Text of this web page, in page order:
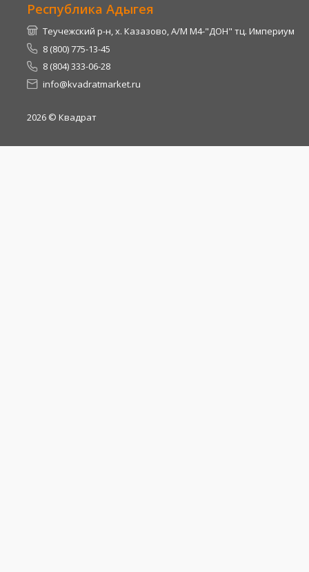
Республика Адыгея
Теучежский р-н, х. Казазово, А/М М4-"ДОН" тц. Империум
8 (800) 775-13-45
8 (804) 333-06-28
info@kvadratmarket.ru
2026 © Квадрат